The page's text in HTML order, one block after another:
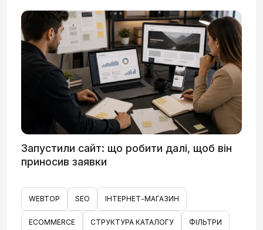
Запустили сайт: що робити далі, щоб він
приносив заявки
WEBTOP SEO ІНТЕРНЕТ-МАГАЗИН
ECOMMERCE СТРУКТУРА КАТАЛОГУ ФІЛЬТРИ